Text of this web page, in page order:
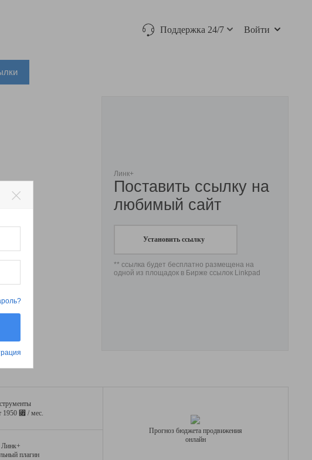
Поддержка 24/7 Войти
Линк+
Поставить ссылку на
любимый сайт
Установить ссылку
** ссылка будет бесплатно размещена на
одной из площадок в Бирже ссылок Linkpad
1950 ⃏ / мес.
Линк+
плагин
Прогноз бюджета продвижения
онлайн